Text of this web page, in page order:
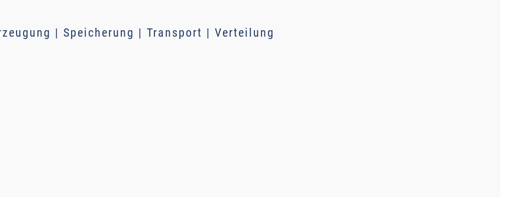
| Speicherung | Transport | Verteilung